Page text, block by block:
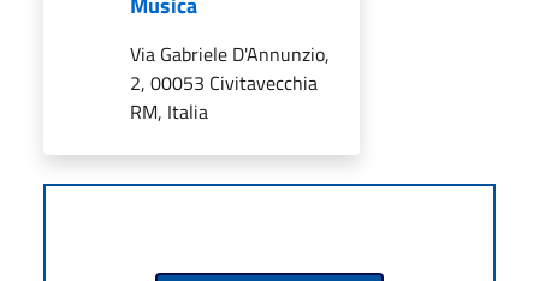
Via Gabriele D'Annunzio,
2, 00053 Civitavecchia
RM, Italia